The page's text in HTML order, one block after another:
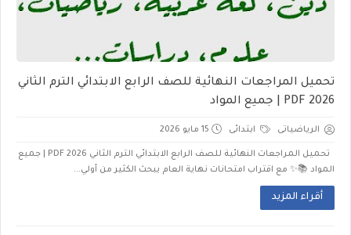
تحميل المراجعات النهائية للصف الرابع الابتدائي الترم الثاني
2026 PDF | جميع المواد
الرياضياتى ابتدائى 15 مايو 2026
تحميل المراجعات النهائية للصف الرابع الابتدائي الترم الثاني 2026 PDF | جميع
المواد 📚✨ مع اقتراب امتحانات نهاية العام يبحث الكثير من أولي...
أقراء المزيد